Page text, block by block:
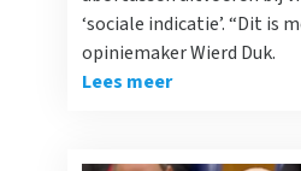
‘sociale indicatie’. “Dit is
opiniemaker Wierd Duk.
Lees meer